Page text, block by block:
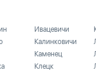
Ивацевичи
Калинковичи
Каменец
Клецк